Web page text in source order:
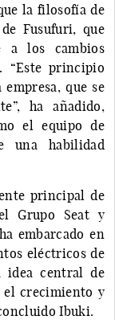
la filosofía de
Fusufuri, que
a los cambios
“Este principio
que se
ha añadido,
el equipo de
una habilidad
principal de
Grupo Seat y
embarcado en
eléctricos de
idea central de
el crecimiento y
Ibuki.